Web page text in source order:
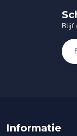
Blijf
Informatie